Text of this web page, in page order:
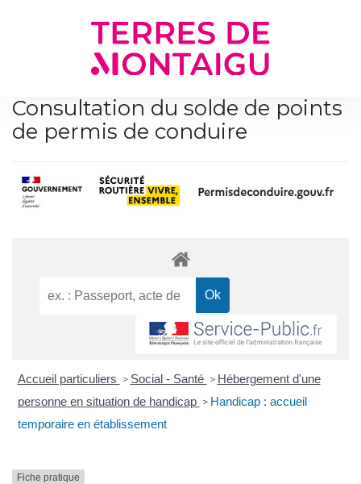
Consultation du solde de points
de permis de conduire
Accueil particuliers > Social - Santé > Hébergement d'une
personne en situation de handicap > Handicap : accueil
temporaire en établissement
Fiche pratique